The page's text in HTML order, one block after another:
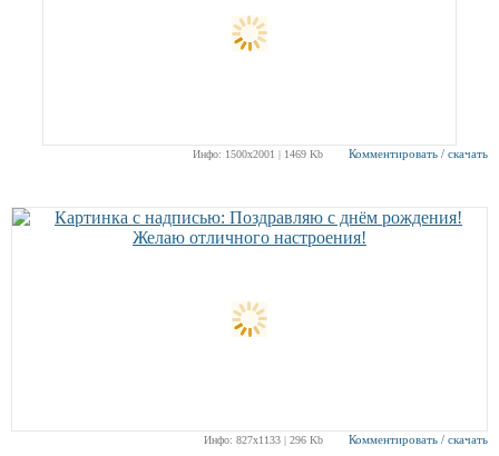
Инфо: 1500х2001 | 1469 Kb Комментировать / скачать
Инфо: 827х1133 | 296 Kb Комментировать / скачать